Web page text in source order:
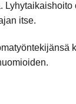
itse.